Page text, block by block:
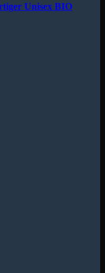
Unisex BIO